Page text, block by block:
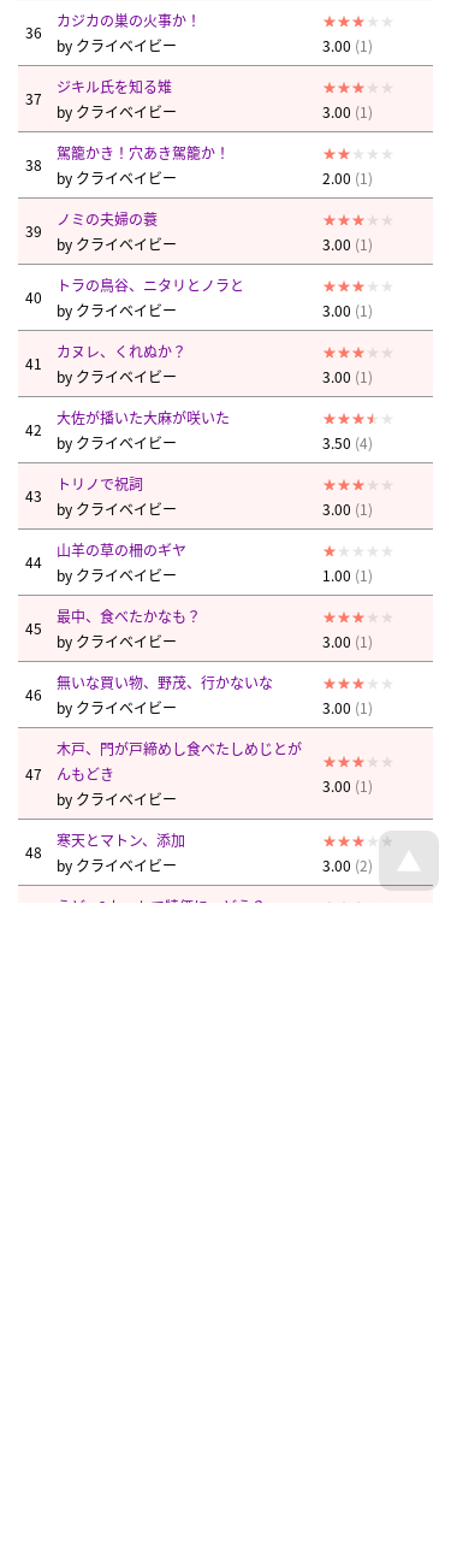
36
カジカの巣の火事か！
by クライベイビー 3.00 (1)
37
ジキル氏を知る雉
by クライベイビー 3.00 (1)
38
駕籠かき！穴あき駕籠か！
by クライベイビー 2.00 (1)
39
ノミの夫婦の蓑
by クライベイビー 3.00 (1)
40
トラの鳥谷、ニタリとノラと
by クライベイビー 3.00 (1)
41
カヌレ、くれぬか？
by クライベイビー 3.00 (1)
42
大佐が播いた大麻が咲いた
by クライベイビー 3.50 (4)
43
トリノで祝詞
by クライベイビー 3.00 (1)
44
山羊の草の柵のギヤ
by クライベイビー 1.00 (1)
45
最中、食べたかなも？
by クライベイビー 3.00 (1)
46
無いな買い物、野茂、行かないな
by クライベイビー 3.00 (1)
47
木戸、門が戸締めし食べたしめじとが
んもどき
by クライベイビー
3.00 (1)
48
寒天とマトン、添加
by クライベイビー 3.00 (2)
うど、2カットで特価に、どう？